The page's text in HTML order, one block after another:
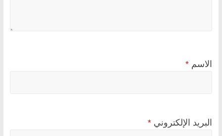
الاسم *
البريد الإلكتروني *